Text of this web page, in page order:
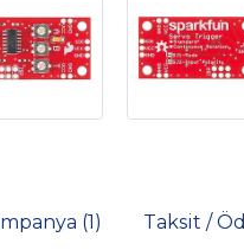
(1) Taksit /